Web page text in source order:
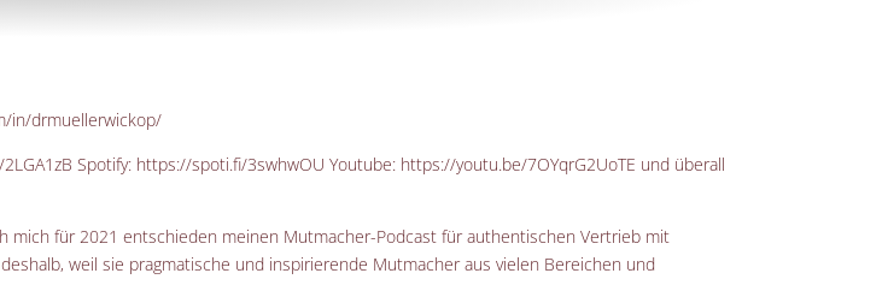
in/drmuellerwickop/
Spotify: https://spoti.fi/3swhwOU Youtube: https://youtu.be/7OYqrG2UoTE und überall
mich für 2021 entschieden meinen Mutmacher-Podcast für authentischen Vertrieb mit
weil sie pragmatische und inspirierende Mutmacher aus vielen Bereichen und